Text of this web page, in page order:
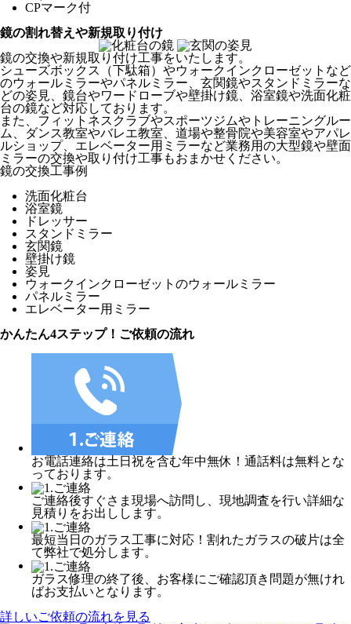
CPマーク付
鏡の割れ替えや新規取り付け
鏡の交換や新規取り付け工事をいたします。
シューズボックス（下駄箱）やウォークインクローゼットなど
のウォールミラーやパネルミラー、玄関鏡やスタンドミラーな
どの姿見、鏡台やワードローブや壁掛け鏡、浴室鏡や洗面化粧
台の鏡など対応しております。
また、フィットネスクラブやスポーツジムやトレーニングルー
ム、ダンス教室やバレエ教室、道場や整骨院や美容室やアパレ
ルショップ、エレベーター用ミラーなど業務用の大型鏡や壁面
ミラーの交換や取り付け工事もおまかせください。
鏡の交換工事例
洗面化粧台
浴室鏡
ドレッサー
スタンドミラー
玄関鏡
壁掛け鏡
姿見
ウォークインクローゼットのウォールミラー
パネルミラー
エレベーター用ミラー
かんたん4ステップ！ ご依頼の流れ
お電話連絡は土日祝を含む年中無休！通話料は無料とな
っております。
ご連絡後すぐさま現場へ訪問し、現地調査を行い詳細な
見積りをお出しします。
最短当日のガラス工事に対応！割れたガラスの破片は全
て弊社で処分します。
ガラス修理の終了後、お客様にご確認頂き問題が無けれ
ばお支払いとなります。
詳しいご依頼の流れを見る